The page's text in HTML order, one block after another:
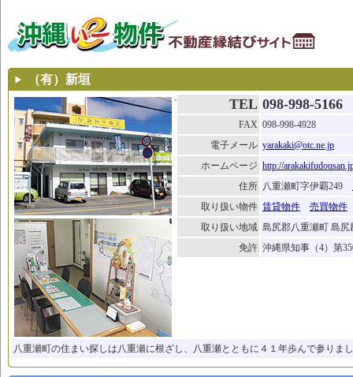
（有）新垣
TEL 098-998-5166
FAX 098-998-4928
電子メール yarakaki@otc.ne.jp
ホームページ http://
住所 八重瀬町字伊覇249
取り扱い物件 賃貸物件
売買物件
取り扱い地域 島尻郡八重瀬町 島
免許 沖縄県知事（4）第
八重瀬町の住まい探しは八重瀬に根ざし、八重瀬とともに４１年歩んで参りま